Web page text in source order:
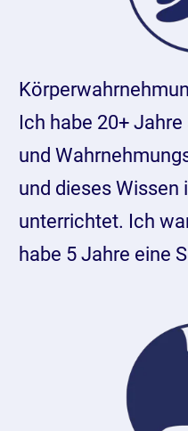
Ich habe 20+
und
und dieses Wissen
unterrichtet. Ich
habe 5 Jahre eine